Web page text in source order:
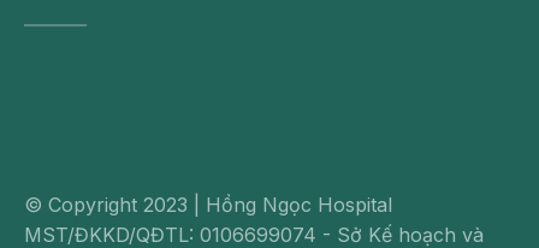
© Copyright 2023 | Hồng Ngọc Hospital
MST/ĐKKD/QĐTL: 0106699074 - Sở Kế hoạch và